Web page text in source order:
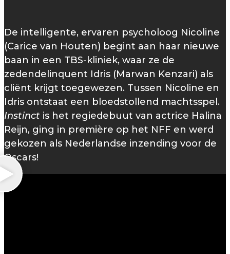
De intelligente, ervaren psycholoog Nicoline
(Carice van Houten) begint aan haar nieuwe
baan in een TBS-kliniek, waar ze de
zedendelinquent Idris (Marwan Kenzari) als
cliënt krijgt toegewezen. Tussen Nicoline en
Idris ontstaat een bloedstollend machtsspel.
Instinct is het regiedebuut van actrice Halina
Reijn, ging in première op het NFF en werd
gekozen als Nederlandse inzending voor de
Oscars!